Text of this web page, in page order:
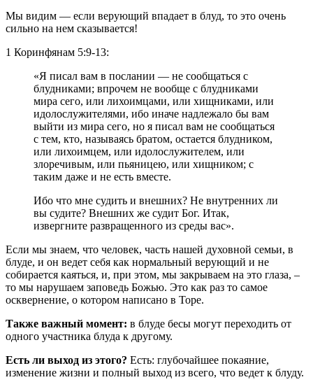
Мы видим — если верующий впадает в блуд, то это очень
сильно на нем сказывается!
1 Коринфянам 5:9-13:
«Я писал вам в послании — не сообщаться с
блудниками; впрочем не вообще с блудниками
мира сего, или лихоимцами, или хищниками, или
идолослужителями, ибо иначе надлежало бы вам
выйти из мира сего, но я писал вам не сообщаться
с тем, кто, называясь братом, остается блудником,
или лихоимцем, или идолослужителем, или
злоречивым, или пьяницею, или хищником; с
таким даже и не есть вместе.
Ибо что мне судить и внешних? Не внутренних ли
вы судите? Внешних же судит Бог. Итак,
извергните развращенного из среды вас».
Если мы знаем, что человек, часть нашей духовной семьи, в
блуде, и он ведет себя как нормальный верующий и не
собирается каяться, и, при этом, мы закрываем на это глаза, –
то мы нарушаем заповедь Божью. Это как раз то самое
осквернение, о котором написано в Торе.
Также важный момент: в блуде бесы могут переходить от
одного участника блуда к другому.
Есть ли выход из этого? Есть: глубочайшее покаяние,
изменение жизни и полный выход из всего, что ведет к блуду.